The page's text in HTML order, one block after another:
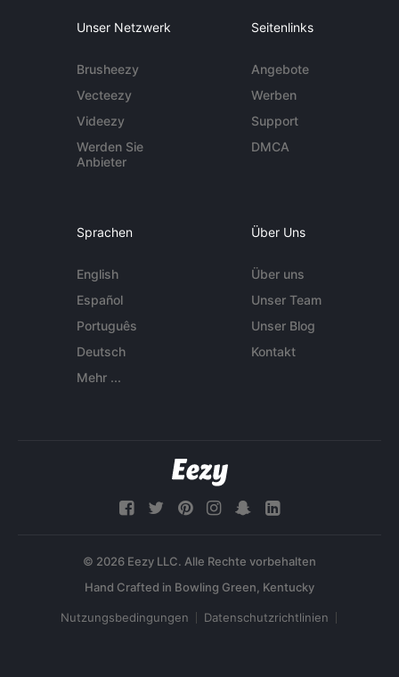
Unser Netzwerk
Brusheezy
Vecteezy
Videezy
Werden Sie
Anbieter
Seitenlinks
Angebote
Werben
Support
DMCA
Sprachen
English
Español
Português
Deutsch
Mehr ...
Über Uns
Über uns
Unser Team
Unser Blog
Kontakt
© 2026 Eezy LLC. Alle Rechte vorbehalten
Nutzungsbedingungen Datenschutzrichtlinien